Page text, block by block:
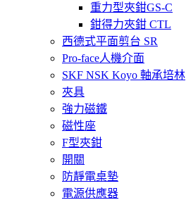
重力型夾鉗GS-C
鉗得力夾鉗 CTL
西德式平面剪台 SR
Pro-face人機介面
SKF NSK Koyo 軸承培林
夾具
強力磁鐵
磁性座
F型夾鉗
開關
防靜電桌墊
電源供應器